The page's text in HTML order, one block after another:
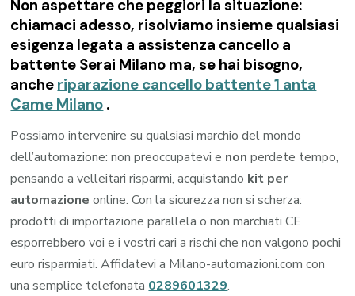
Non aspettare che peggiori la situazione:
chiamaci adesso, risolviamo insieme qualsiasi
esigenza legata a assistenza cancello a
battente Serai Milano ma, se hai bisogno,
anche riparazione cancello battente 1 anta
Came Milano .
Possiamo intervenire su qualsiasi marchio del mondo
dell’automazione: non preoccupatevi e non perdete tempo,
pensando a velleitari risparmi, acquistando kit per
automazione online. Con la sicurezza non si scherza:
prodotti di importazione parallela o non marchiati CE
esporrebbero voi e i vostri cari a rischi che non valgono pochi
euro risparmiati. Affidatevi a Milano-automazioni.com con
una semplice telefonata 0289601329.